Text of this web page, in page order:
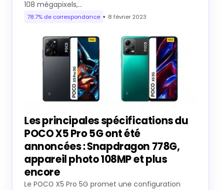
108 mégapixels,…
78.7% de correspondance 8 février 2023
Les principales spécifications du
POCO X5 Pro 5G ont été
annoncées : Snapdragon 778G,
appareil photo 108MP et plus
encore
Le POCO X5 Pro 5G promet une configuration